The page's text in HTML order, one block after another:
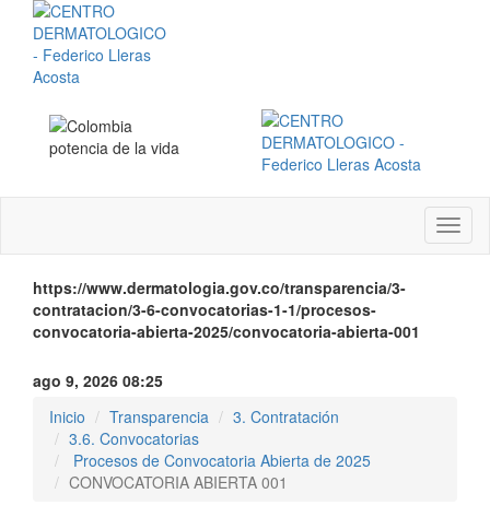
Menú
https://www.dermatologia.gov.co/transparencia/3-
contratacion/3-6-convocatorias-1-1/procesos-
convocatoria-abierta-2025/convocatoria-abierta-001
ago 9, 2026 08:25
Inicio
Transparencia
3. Contratación
3.6. Convocatorias
Procesos de Convocatoria Abierta de 2025
CONVOCATORIA ABIERTA 001